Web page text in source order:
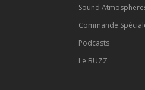
Sound
Commande
Podcasts
Le BUZZ